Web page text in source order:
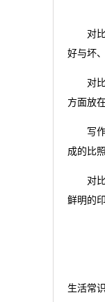
对
好与坏
对
方面放
写
成的比
对
鲜明的印
生活常